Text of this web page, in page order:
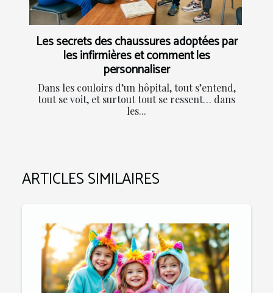
Les secrets des chaussures adoptées par
les infirmières et comment les
personnaliser
Dans les couloirs d’un hôpital, tout s’entend,
tout se voit, et surtout tout se ressent… dans
les...
ARTICLES SIMILAIRES